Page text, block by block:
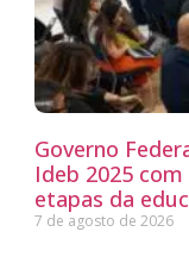
Governo
Ideb 2025
etapas da
7 de agosto de 2026